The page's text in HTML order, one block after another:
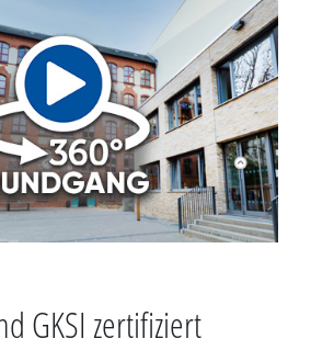
GKSI zertifiziert